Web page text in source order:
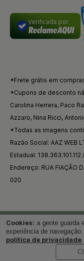
Verificada por
*Frete grátis em
*Cupons de desconto
Carolina Herrera, Paco
Azzaro, Nina Ricci,
*Todas as imagens
Razão Social: AAZ WEB
Estadual:
Endereço: RUA FIAÇÃO
020
Desenvolvido
Cookies: a gente guarda
experiência de
política de privacidade.